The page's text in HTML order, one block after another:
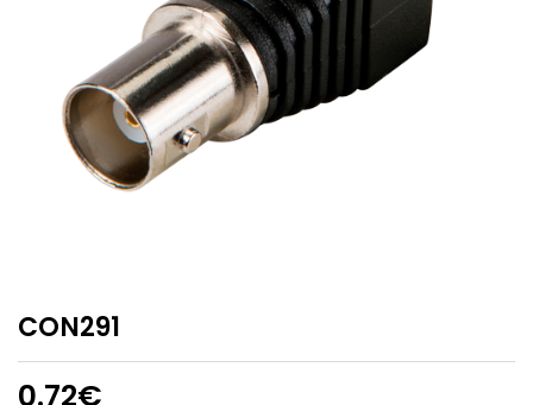
CON291
0.72€